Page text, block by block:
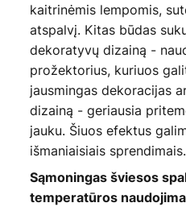
kaitrinėmis lempomis,
atspalvį. Kitas būdas
dekoratyvų dizainą -
prožektorius, kuriuos
jausmingas dekoracijas
dizainą - geriausia
jauku. Šiuos efektus
išmaniaisiais sprendimais.
Sąmoningas šviesos
temperatūros